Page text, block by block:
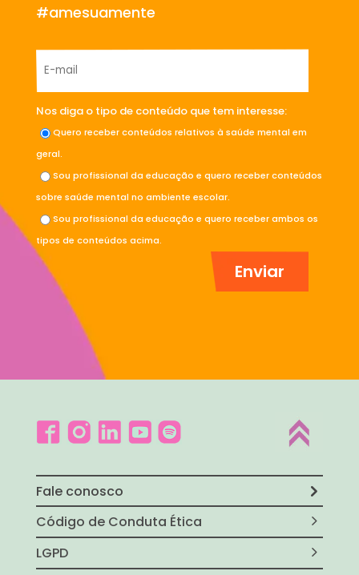
#amesuamente
Nos diga o tipo de conteúdo que tem interesse:
Quero receber conteúdos relativos à saúde mental em
geral.
Sou profissional da educação e quero receber conteúdos
sobre saúde mental no ambiente escolar.
Sou profissional da educação e quero receber ambos os
tipos de conteúdos acima.
Fale conosco
Código de Conduta Ética
LGPD